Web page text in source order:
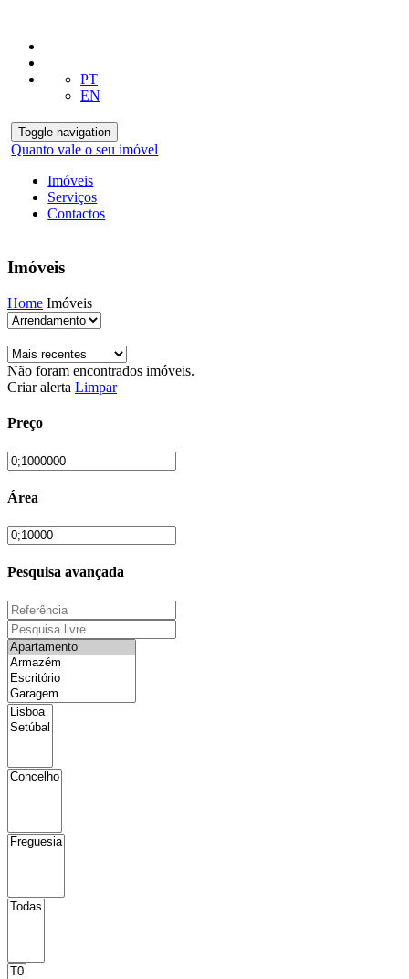
PT
EN
Toggle navigation
Quanto vale o seu imóvel
Imóveis
Serviços
Contactos
Imóveis
Home Imóveis
Não foram encontrados imóveis.
Criar alerta Limpar
Preço
Área
Pesquisa avançada